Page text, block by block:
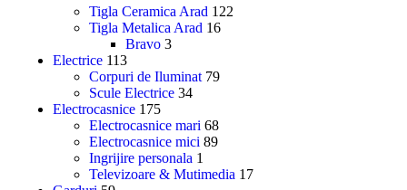
Tigla Ceramica Arad 122
Tigla Metalica Arad 16
Bravo 3
Electrice 113
Corpuri de Iluminat 79
Scule Electrice 34
Electrocasnice 175
Electrocasnice mari 68
Electrocasnice mici 89
Ingrijire personala 1
Televizoare & Mutimedia 17